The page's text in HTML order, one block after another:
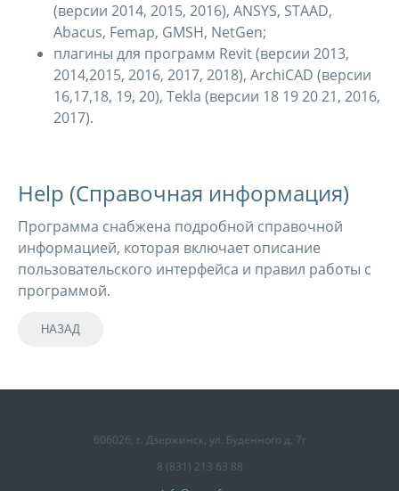
(версии 2014, 2015, 2016), ANSYS, STAAD,
Abacus, Femap, GMSH, NetGen;
плагины для программ Revit (версии 2013,
2014,2015, 2016, 2017, 2018), ArchiCAD (версии
16,17,18, 19, 20), Tekla (версии 18 19 20 21, 2016,
2017).
Help (Справочная информация)
Программа снабжена подробной справочной
информацией, которая включает описание
пользовательского интерфейса и правил работы с
программой.
606026, г. Дзержинск, ул. Буденного д. 7г
8 (831) 213 63 88